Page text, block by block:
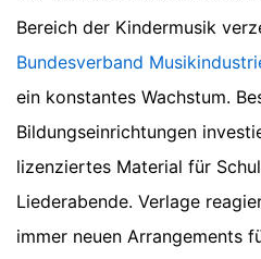
Bereich der Kindermusik
Bundesverband
ein konstantes Wachstum.
Bildungseinrichtungen
lizenziertes Material für
Liederabende. Verlage
immer neuen Arrangements